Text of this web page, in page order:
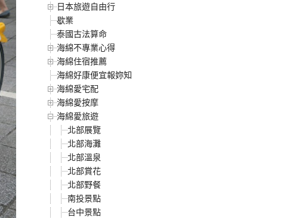
日本旅遊自由行
歇業
泰國古法算命
海綿不專業心得
海綿住宿推薦
海綿好康便宜報妳知
海綿愛宅配
海綿愛按摩
海綿愛旅遊
北部展覽
北部海灘
北部溫泉
北部賞花
北部野餐
南投景點
台中景點